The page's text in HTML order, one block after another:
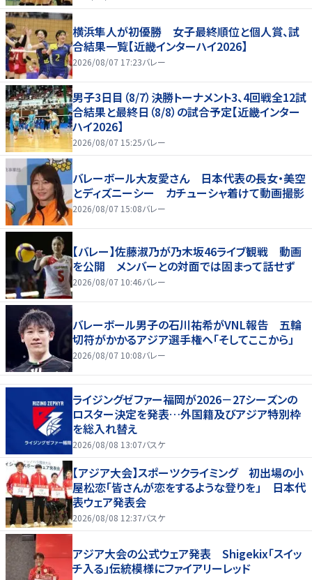
横浜隼人が初優勝 女子最終順位と個人賞、試
合結果一覧【近畿インターハイ2026】
2026/08/07 17:23バレー
男子3日目（8/7）決勝トーナメント3、4回戦全12試
合結果と最終日（8/8）の試合予定【近畿インター
ハイ2026】
2026/08/07 15:25バレー
バレーボール大友愛さん 日本代表の長女・美空
とディズニーシー カチューシャ着けて動画撮影
2026/08/07 15:08バレー
【バレー】佐藤淑乃が乃木坂46ライブ観戦 動画
を公開 メンバーとの対面では固まって話せず
2026/08/07 10:46バレー
バレーボール男子の石川祐希がVNL報告 五輪
切符がかかるアジア選手権へ「そしてここから」
2026/08/07 10:08バレー
ライジングゼファー福岡が2026－27シーズンの
ロスター決定を発表…外国籍及びアジア特別枠
を総入れ替え
2026/08/08 13:07バスケ
【アジア大会】スポーツクライミング 初出場の小
屋松恋「皆さんが恋をするような登りを」 日本代
表ウェア発表会
2026/08/08 12:37バスケ
アジア大会の公式ウェア発表 Shigekix「スイッ
チ入る」伝統模様にファイアリーレッド